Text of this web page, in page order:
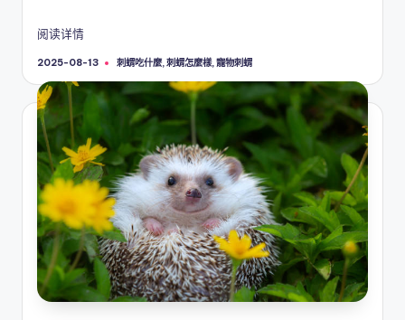
阅读详情
2025-08-13
Tags: 刺蝟吃什麼,刺蝟怎麼樣,寵物刺蝟